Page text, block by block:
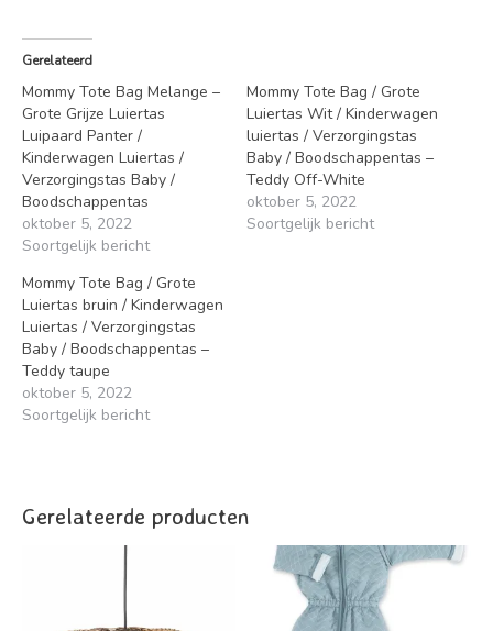
Gerelateerd
Mommy Tote Bag Melange –
Grote Grijze Luiertas
Luipaard Panter /
Kinderwagen Luiertas /
Verzorgingstas Baby /
Boodschappentas
oktober 5, 2022
Soortgelijk bericht
Mommy Tote Bag / Grote
Luiertas Wit / Kinderwagen
luiertas / Verzorgingstas
Baby / Boodschappentas –
Teddy Off-White
oktober 5, 2022
Soortgelijk bericht
Mommy Tote Bag / Grote
Luiertas bruin / Kinderwagen
Luiertas / Verzorgingstas
Baby / Boodschappentas –
Teddy taupe
oktober 5, 2022
Soortgelijk bericht
Gerelateerde producten